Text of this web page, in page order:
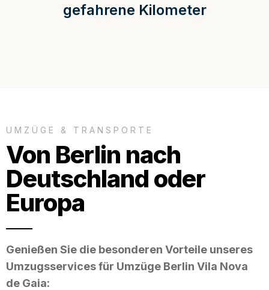
gefahrene Kilometer
UMZÜGE & TRANSPORTE
Von Berlin nach
Deutschland oder
Europa
Genießen Sie die besonderen Vorteile unseres
Umzugsservices für Umzüge Berlin Vila Nova
de Gaia: